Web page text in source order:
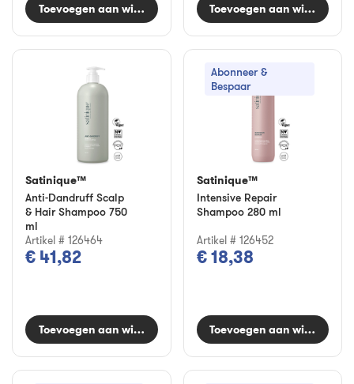
Toevoegen aan winkelwagen Toevoegen aan
Satinique™
Anti-Dandruff Scalp
& Hair Shampoo 750
ml
Artikel # 126464
€ 41,82
Toevoegen aan winkelwagen
Abonneer &
Bespaar
Satinique™
Intensive Repair
Shampoo 280 ml
Artikel # 126452
€ 18,38
Toevoegen aan